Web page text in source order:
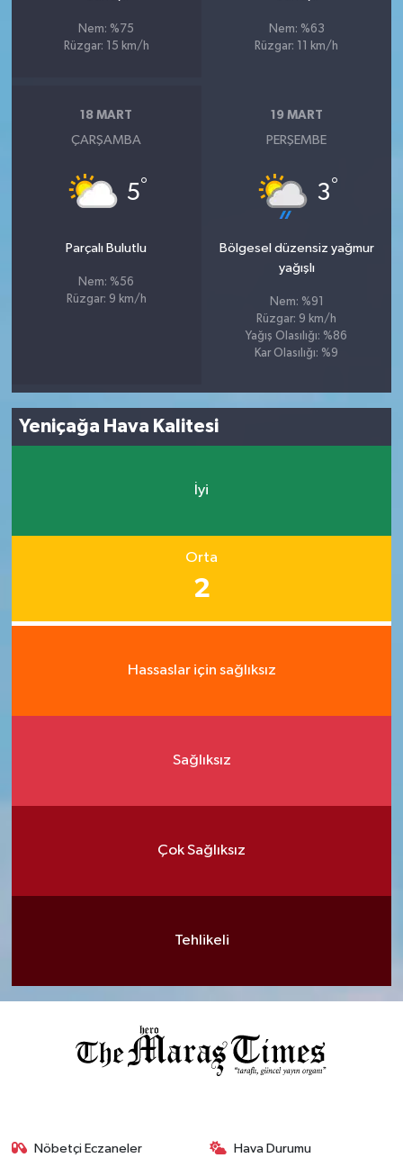
Nem: %75
Rüzgar: 15 km/h
Nem: %63
Rüzgar: 11 km/h
18 MART
ÇARŞAMBA
5°
Parçalı Bulutlu
Nem: %56
Rüzgar: 9 km/h
19 MART
PERŞEMBE
3°
Bölgesel düzensiz yağmur
yağışlı
Nem: %91
Rüzgar: 9 km/h
Yağış Olasılığı: %86
Kar Olasılığı: %9
Yeniçağa Hava Kalitesi
İyi
Orta
2
Hassaslar için sağlıksız
Sağlıksız
Çok Sağlıksız
Tehlikeli
Nöbetçi Eczaneler Hava Durumu